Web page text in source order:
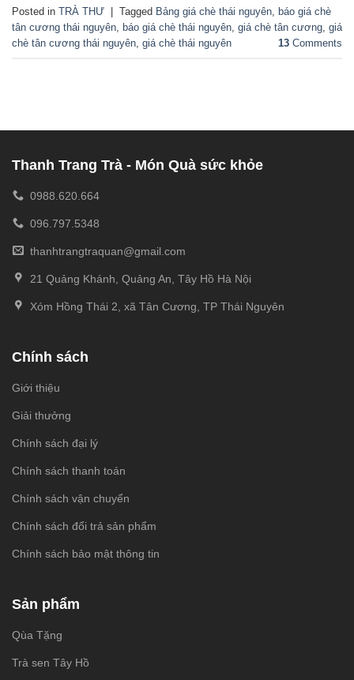
Posted in TRÀ THƯ Tagged Bảng giá chè thái nguyên
báo giá chè
tân cương thái nguyên
báo giá chè thái nguyên giá chè tân cương giá
chè tân cương thái nguyên giá chè thái nguyên 13 Comments
Thanh Trang Trà - Món Quà sức khỏe
0988.620.664
096.797.5348
thanhtrangtraquan@gmail.com
21 Quảng Khánh, Quảng An, Tây Hồ Hà Nội
Xóm Hồng Thái 2, xã Tân Cương, TP Thái Nguyên
Chính sách
Giới thiệu
Giải thưởng
Chính sách đại lý
Chính sách thanh toán
Chính sách vận chuyển
Chính sách đổi trả sản phẩm
Chính sách bảo mật thông tin
Sản phẩm
Qùa Tặng
Trà sen Tây Hồ